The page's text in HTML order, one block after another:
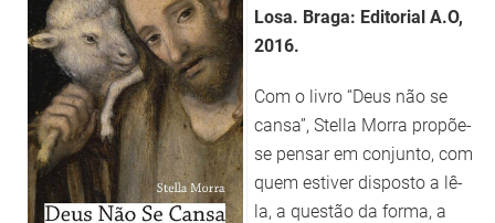
Losa. Braga: Editorial A.O,
2016.
Com o livro “Deus não se
cansa”, Stella Morra propõe-
se pensar em conjunto, com
quem estiver disposto a lê-
la, a questão da forma, a